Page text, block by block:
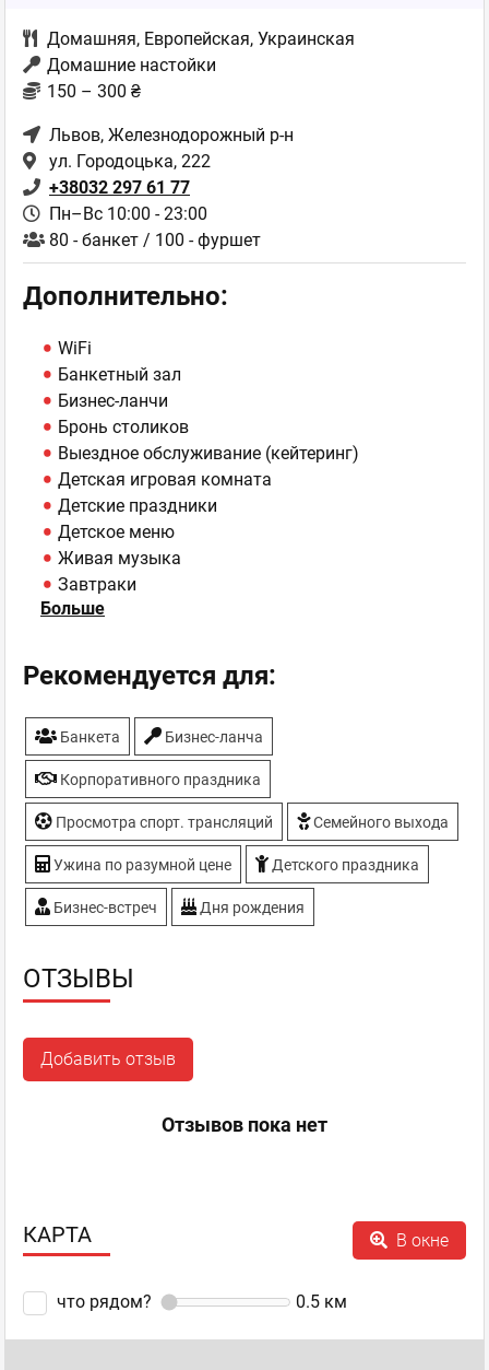
Домашняя, Европейская, Украинская
Домашние настойки
150 – 300 ₴
Львов, Железнодорожный р-н
ул. Городоцька, 222
+38032 297 61 77
Пн–Вс 10:00 - 23:00
80 - банкет / 100 - фуршет
Дополнительно:
WiFi
Банкетный зал
Бизнес-ланчи
Бронь столиков
Выездное обслуживание (кейтеринг)
Детская игровая комната
Детские праздники
Детское меню
Живая музыка
Завтраки
Парковка
Больше
Рекомендуется для:
Банкета Бизнес-ланча
Корпоративного праздника
Просмотра спорт. трансляций Семейного выхода
Ужина по разумной цене Детского праздника
Бизнес-встреч Дня рождения
ОТЗЫВЫ
Добавить отзыв
Отзывов пока нет
КАРТА В окне
что рядом? 0.5 км